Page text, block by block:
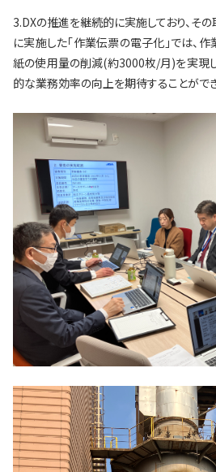
3.DXの推進を継続的に実施しており、そ
に実施した「作業伝票の電子化」では、
紙の使用量の削減(約3000枚/月)を実現
的な業務効率の向上を期待することができ